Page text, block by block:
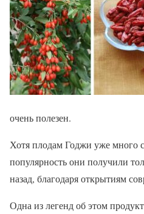
очень полезен.
Хотя плодам Годжи уже много
популярность они получили
назад, благодаря открытиям
Одна из легенд об этом